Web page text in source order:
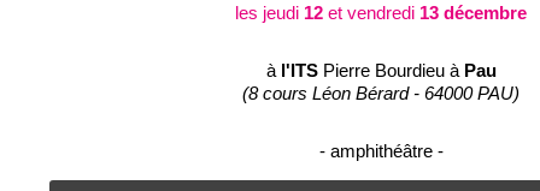
les jeudi 12 et vendredi 13 décembre
à l'ITS Pierre Bourdieu àPau
(8 cours Léon Bérard - 64000 PAU)
- amphithéâtre -